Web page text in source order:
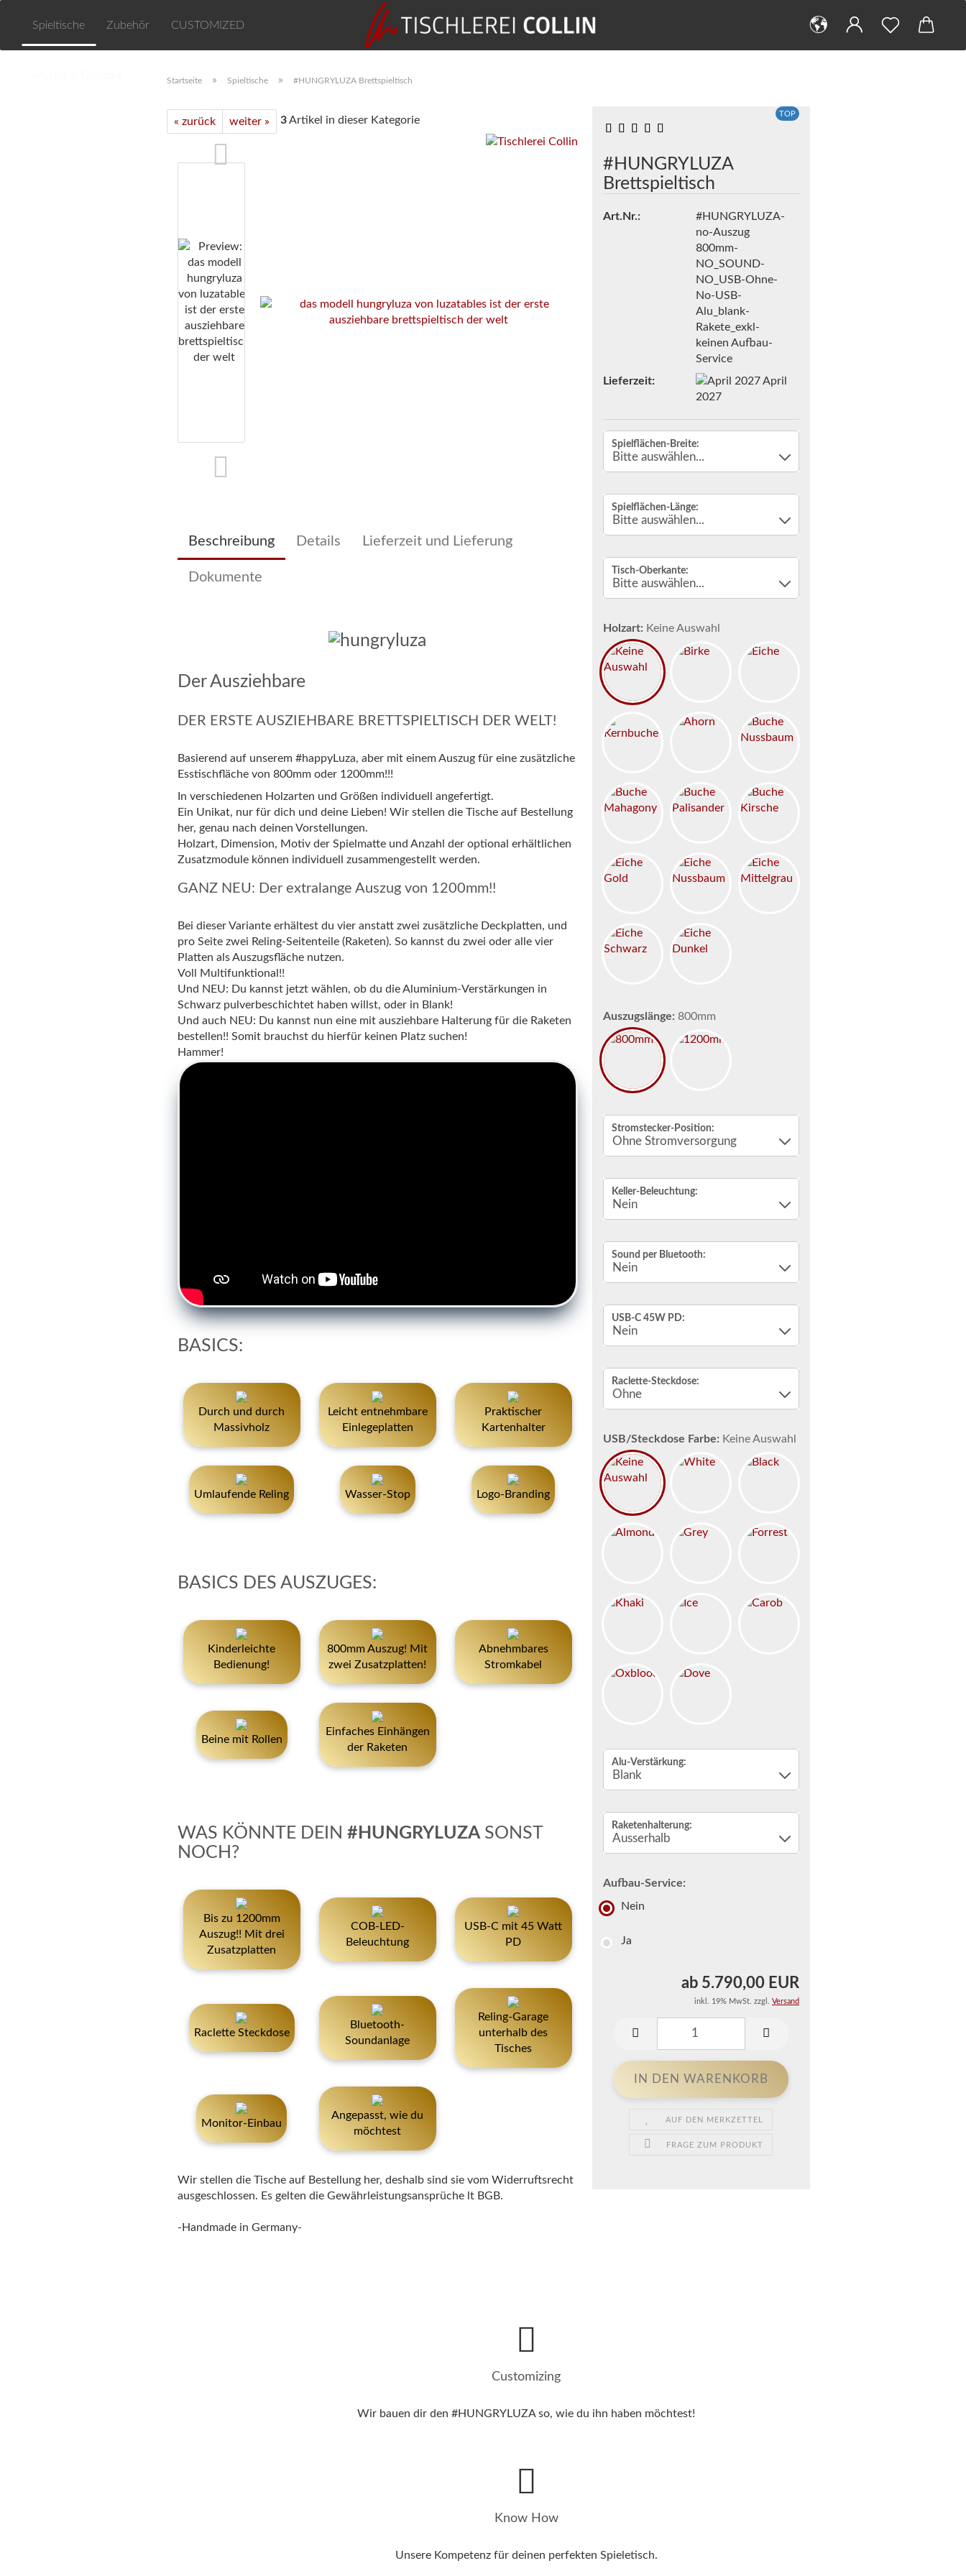
Spieltische Zubehör CUSTOMIZED
Startseite » Spieltische » #HUNGRYLUZA Brettspieltisch
« zurück weiter » 3Artikel in dieser Kategorie
TOP
#HUNGRYLUZA
Brettspieltisch
Art.Nr.:
#HUNGRYLUZA-
no-Auszug
800mm-
NO_SOUND-
NO_USB-Ohne-
No-USB-
Alu_blank-
Rakete_exkl-
keinen Aufbau-
Service
Lieferzeit:
April
2027
Spielflächen-Breite:
Spielflächen-Länge:
Tisch-Oberkante:
Holzart: Keine Auswahl
Auszugslänge: 800mm
Stromstecker-Position:
Keller-Beleuchtung:
Sound per Bluetooth:
USB-C 45W PD:
Raclette-Steckdose:
USB/Steckdose Farbe: Keine Auswahl
Alu-Verstärkung:
Raketenhalterung:
Aufbau-Service:
Nein
Ja
ab 5.790,00 EUR
inkl. 19% MwSt. zzgl. Versand
AUF DEN MERKZETTEL
FRAGE ZUM PRODUKT
Beschreibung Details Lieferzeit und Lieferung
Dokumente
Der Ausziehbare
DER ERSTE AUSZIEHBARE BRETTSPIELTISCH DER WELT!
Basierend auf unserem #happyLuza, aber mit einem Auszug für eine zusätzliche
Esstischfläche von 800mm oder 1200mm!!!
In verschiedenen Holzarten und Größen individuell angefertigt.
Ein Unikat, nur für dich und deine Lieben! Wir stellen die Tische auf Bestellung
her, genau nach deinen Vorstellungen.
Holzart, Dimension, Motiv der Spielmatte und Anzahl der optional erhältlichen
Zusatzmodule können individuell zusammengestellt werden.
GANZ NEU: Der extralange Auszug von 1200mm!!
Bei dieser Variante erhältest du vier anstatt zwei zusätzliche Deckplatten, und
pro Seite zwei Reling-Seitenteile (Raketen). So kannst du zwei oder alle vier
Platten als Auszugsfläche nutzen.
Voll Multifunktional!!
Und NEU: Du kannst jetzt wählen, ob du die Aluminium-Verstärkungen in
Schwarz pulverbeschichtet haben willst, oder in Blank!
Und auch NEU: Du kannst nun eine mit ausziehbare Halterung für die Raketen
bestellen!! Somit brauchst du hierfür keinen Platz suchen!
Hammer!
BASICS:
Durch und durch
Massivholz
Leicht entnehmbare
Einlegeplatten
Praktischer
Kartenhalter
Umlaufende Reling Wasser-Stop Logo-Branding
BASICS DES AUSZUGES:
Kinderleichte
Bedienung!
800mm Auszug! Mit
zwei Zusatzplatten!
Abnehmbares
Stromkabel
Beine mit Rollen
Einfaches Einhängen
der Raketen
WAS KÖNNTE DEIN #HUNGRYLUZASONST
NOCH?
Bis zu 1200mm
Auszug!! Mit drei
Zusatzplatten
COB-LED-
Beleuchtung
USB-C mit 45 Watt
PD
Raclette Steckdose
Bluetooth-
Soundanlage
Reling-Garage
unterhalb des
Tisches
Monitor-Einbau
Angepasst, wie du
möchtest
Wir stellen die Tische auf Bestellung her, deshalb sind sie vom Widerruftsrecht
ausgeschlossen. Es gelten die Gewährleistungsansprüche lt BGB.
-Handmade in Germany-
Customizing
Wir bauen dir den #HUNGRYLUZA so, wie du ihn haben möchtest!
Know How
Unsere Kompetenz für deinen perfekten Spieletisch.